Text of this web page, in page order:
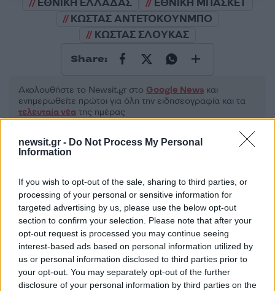
newsit.gr - Do Not Process My Personal
Information
If you wish to opt-out of the sale, sharing to third parties, or
processing of your personal or sensitive information for
targeted advertising by us, please use the below opt-out
section to confirm your selection. Please note that after your
opt-out request is processed you may continue seeing
interest-based ads based on personal information utilized by
us or personal information disclosed to third parties prior to
your opt-out. You may separately opt-out of the further
disclosure of your personal information by third parties on the
ΕΘΝΙΚΗ ΕΛΛΑΔΑΣ
ΕΘΝΙΚΗ ΜΠΑΣΚΕΤ
ΚΩΣΤΑΣ ΑΝΤΕΤΟΚΟΥΝΜΠΟ
ΚΩΣΤΑΣ ΣΛΟΥΚΑΣ
Share:
Ακολουθήστε το Νewsit.gr στο Google News και
ενημερωθείτε πρώτοι για όλη την ειδησεογραφία και τα
τελευταία νέα της ημέρας
Πιο δημοφιλή
1 Κωνσταντίνος Αργυρός και Αλεξάνδρα
Νίκα κάνουν διακοπές με πολυτελές γιοτ
με τα δύο παιδιά τους
2Η Άννα Βίσση ξετρελάθηκε με μπάντα που
έπαιζε Τσιτσάνη στο Φισκάρδο και τους
πρότεινε συνεργασία